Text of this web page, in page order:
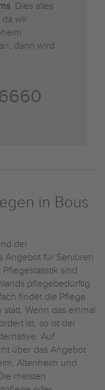
. Dies alles
da wir
dann wird
in Bous
der
Angebot für Senioren
sind
pflegebedürftig
findet die Pflege
Wenn das einmal
ist, so ist der
Auf
über das Angebot
Altenheim und
meisten